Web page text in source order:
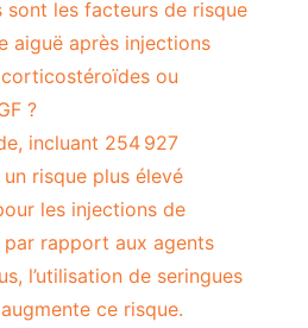
sont les facteurs de risque
aiguë après injections
ou
?
incluant 254 927
risque plus élevé
les injections de
rapport aux agents
l’utilisation de seringues
ce risque.